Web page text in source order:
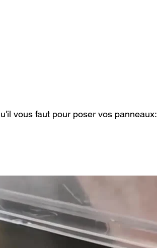
vous faut pour poser vos panneaux: